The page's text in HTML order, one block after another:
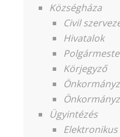
Községháza
Civil
Hivatalok
Körjegyző
Ügyintézés